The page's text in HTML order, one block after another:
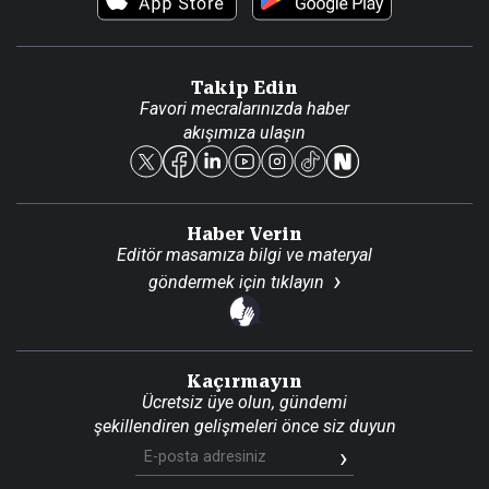
Reklam Ver
Takip Edin
Favori mecralarınızda haber
akışımıza ulaşın
Haber Verin
Editör masamıza bilgi ve materyal
göndermek için tıklayın
Kaçırmayın
Ücretsiz üye olun, gündemi
şekillendiren gelişmeleri önce siz duyun